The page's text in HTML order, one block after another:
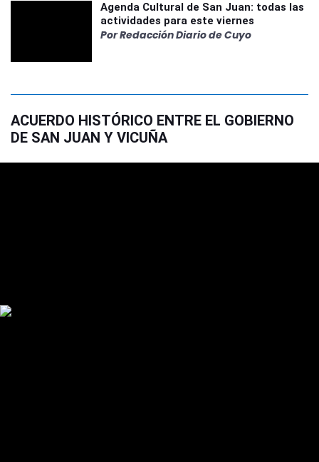
Agenda Cultural de San Juan: todas las
actividades para este viernes
Por Redacción Diario de Cuyo
ACUERDO HISTÓRICO ENTRE EL GOBIERNO
DE SAN JUAN Y VICUÑA